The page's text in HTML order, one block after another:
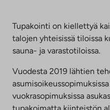
Tupakointi on kiellettyä
talojen yhteisissä tiloissa
sauna- ja varastotiloissa.
Vuodesta 2019 lähtien
vuokrasopimuksissa
tupakoimatta kiinteistön